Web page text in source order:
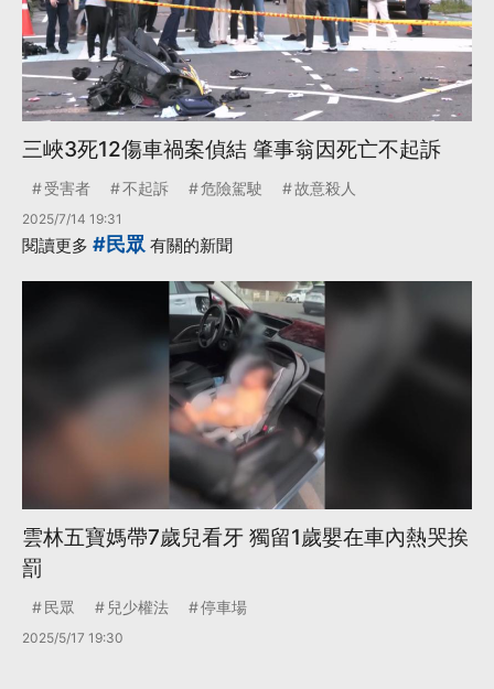
三峽3死12傷車禍案偵結 肇事翁因死亡不起訴
受害者 不起訴 危險駕駛 故意殺人
2025/7/14 19:31
閱讀更多 #民眾 有關的新聞
雲林五寶媽帶7歲兒看牙 獨留1歲嬰在車內熱哭挨
罰
民眾 兒少權法 停車場
2025/5/17 19:30